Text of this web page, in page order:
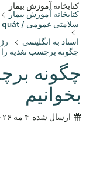
کتابخانه آموزش بیمار
کتابخانه آموزش بیمار
سلامتی عمومی / Bienestar general / Sức khỏe Tổng quát
اسناد به انگلیسی
چگونه برچسب تغذیه را
چگونه
بخوانیم
ارسال شده ۴ مه ۲۰۲۶